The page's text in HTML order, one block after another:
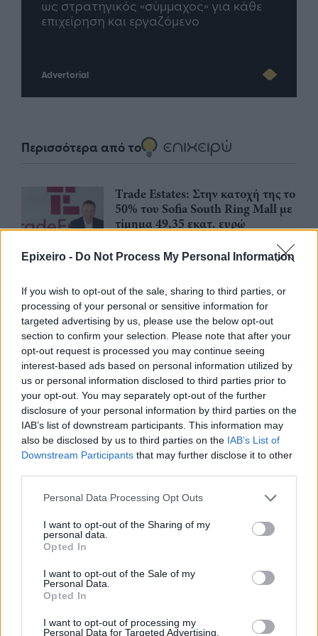
Epixeiro - Do Not Process My Personal Information
If you wish to opt-out of the sale, sharing to third parties, or
processing of your personal or sensitive information for
targeted advertising by us, please use the below opt-out
section to confirm your selection. Please note that after your
opt-out request is processed you may continue seeing
interest-based ads based on personal information utilized by
us or personal information disclosed to third parties prior to
your opt-out. You may separately opt-out of the further
disclosure of your personal information by third parties on the
IAB’s list of downstream participants. This information may
also be disclosed by us to third parties on the IAB’s List of
Downstream Participants that may further disclose it to other
Personal Data Processing Opt Outs
I want to opt-out of the Sharing of my
personal data.
Opted In
I want to opt-out of the Sale of my
Personal Data.
Opted In
I want to opt-out of processing my
Personal Data for Targeted Advertising.
μέλλον του Insurance στην εποχή του AI
Advertorial
Περισσότερα από το
Trade Estates: Στην κατοχή της το
50% του Sofia South Ring Mall με
τίμημα 49,35 εκατ. ευρώ
Ατρόμητος και Novibet
ανανεώνουν τη συνεργασία τους
μέχρι το 2028
07/08/26|15:48
Βραβευμένα κρασιά με την
υπογραφή της Lidl Ελλάς
07/08/26|15:29
CSG: Διψήφια αύξηση εσόδων
και ισχυρό ανεκτέλεστο
συμβάσεων το πρώτο εξάμηνο
του 2026
Apollo Global Management:
Εξαγοράζει την EasyJet έναντι 7,7
06/08/26|18:31